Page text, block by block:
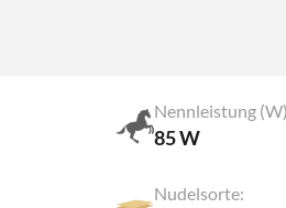
Nennleistung (W)
85 W
Nudelsorte: